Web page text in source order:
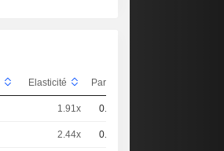
Elasticité Parité
1.91x 0.5
2.44x 0.5